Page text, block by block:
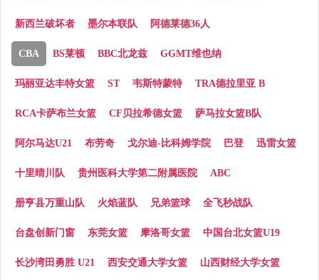
新西兰破坏者 墨尔本联队 阿德莱德36人
CBA BS莱顿 BBC北龙兹 GGMT维也纳
玛丽亚达丰特女篮 ST 韦斯特蒙特 TRA德拉里亚 B
RCA卡萨布兰女篮 CF贝拉希德女篮 萨马拉女篮B队
阿尔马达U21 布劳奇 戈尔迪-比科姆学院 巴登 迅雷女篮
十里晴川队 贵州医科大学第二附属医院 ABC
册亨县万重山队 火焰蓝队 兄弟篮球 全飞秒战队
台盘创新门窗 东莞女篮 摩洛哥女篮 中国台北女篮U19
长沙湾田勇胜 U21 西安交通大学女篮 山西财经大学女篮